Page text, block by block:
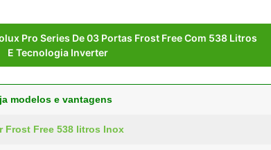
Pro Series De 03 Portas Frost Free Com 538 Litros
E Tecnologia Inverter
modelos e vantagens
Frost Free 538 litros Inox